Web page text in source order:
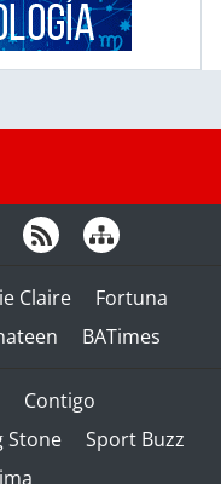
Claire
Fortuna
BATimes
Contigo
Stone
Sport Buzz